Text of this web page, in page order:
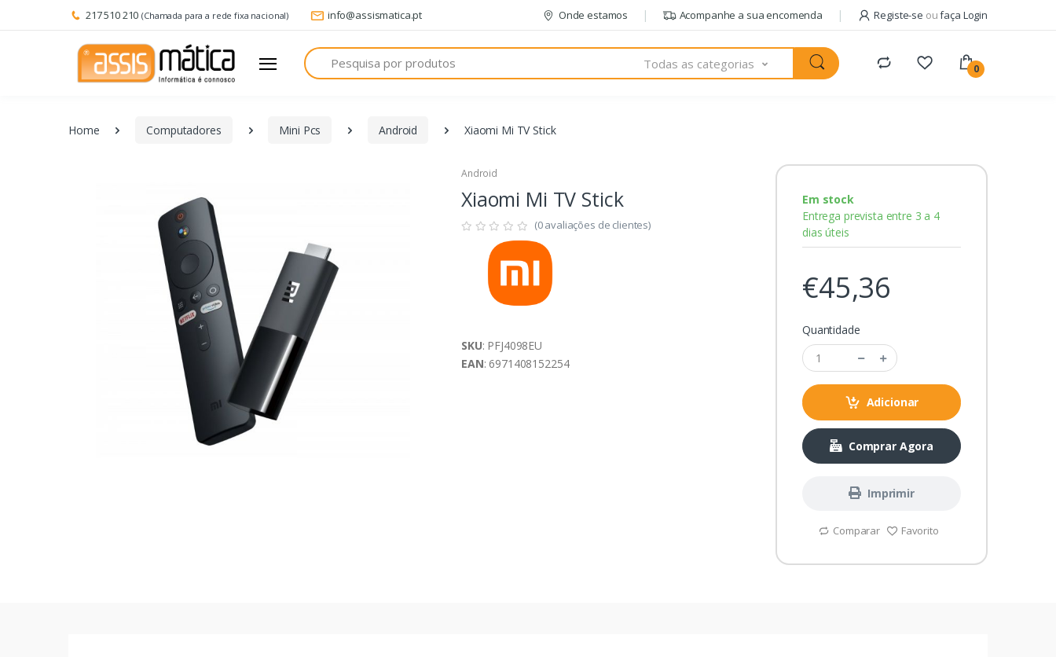
217 510 210 (Chamada para a rede fixa nacional) info@assismatica.pt Onde estamos Acompanhe a sua encomenda Registe-se oufaça Login
Pesquisa
Todas as categorias 0
Home Computadores Mini Pcs Android Xiaomi Mi TV Stick
Android
Xiaomi Mi TV Stick
(0 avaliações de clientes)
SKU: PFJ4098EU
EAN: 6971408152254
Em stock
Entrega prevista entre 3 a 4
dias úteis
€45,36
Quantidade
Adicionar
Comprar Agora
Imprimir
Comparar Favorito